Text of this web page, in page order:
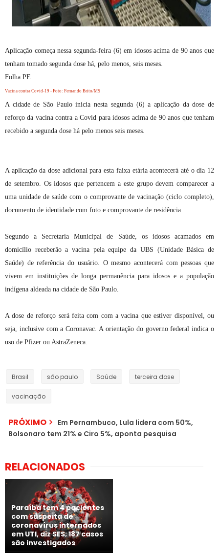
Aplicação começa nessa segunda-feira (6) em idosos acima de 90 anos que
tenham tomado segunda dose há, pelo menos, seis meses.
Folha PE
Vacina contra Covid-19 - Foto: Fernando Brito/MS
A cidade de São Paulo inicia nesta segunda (6) a aplicação da dose de
reforço da vacina contra a Covid para idosos acima de 90 anos que tenham
recebido a segunda dose há pelo menos seis meses.
A aplicação da dose adicional para esta faixa etária acontecerá até o dia 12
de setembro. Os idosos que pertencem a este grupo devem comparecer a
uma unidade de saúde com o comprovante de vacinação (ciclo completo),
documento de identidade com foto e comprovante de residência.
Segundo a Secretaria Municipal de Saúde, os idosos acamados em
domicílio receberão a vacina pela equipe da UBS (Unidade Básica de
Saúde) de referência do usuário. O mesmo acontecerá com pessoas que
vivem em instituições de longa permanência para idosos e a população
indígena aldeada na cidade de São Paulo.
A dose de reforço será feita com com a vacina que estiver disponível, ou
seja, inclusive com a Coronavac. A orientação do governo federal indica o
uso de Pfizer ou AstraZeneca.
Brasil são paulo Saúde terceira dose
vacinação
PRÓXIMO
Em Pernambuco, Lula lidera com 50%,
Bolsonaro tem 21% e Ciro 5%, aponta pesquisa
RELACIONADOS
Paraíba tem 4 pacientes
com suspeita de
coronavírus internados
em UTI, diz SES; 187 casos
são investigados